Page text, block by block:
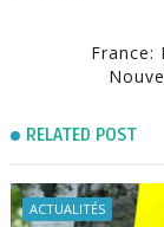
France:
RELATED POST
ACTUALITÉS